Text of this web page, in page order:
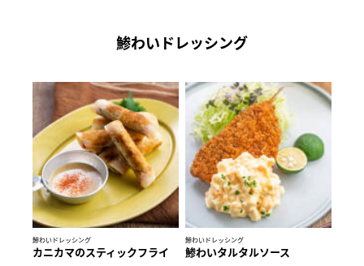
鯵わいドレッシング
鯵わいドレッシング
カニカマのスティックフライ
鯵わいドレッシング
鯵わいタルタルソース